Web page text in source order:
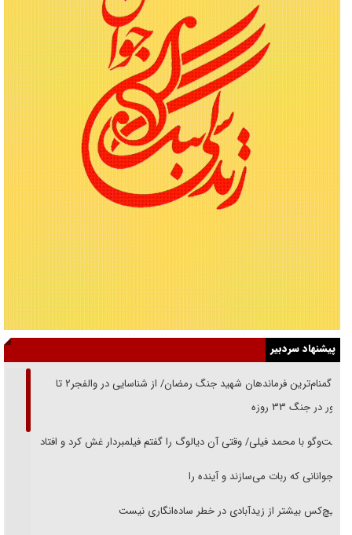
پیشنهاد سردبیر
از گمنام‌ترین فرماندهان شهید جنگ رمضان/ از شناسایی در والفجر۲ تا
حضور در جنگ ۳۳ روزه
گفت‌وگو با محمد فیلی/ وقتی آن دیالوگ را گفتم فیلمبردار غش کرد و افتاد
نوجوانانی که ربات می‌سازند و آینده را
هیچ‌کس بیشتر از زیدآبادی در خطر ساده‌انگاری نیست